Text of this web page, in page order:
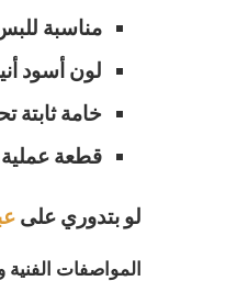
مناسبة
لون أسود
خامة ثابتة
قطعة عملية
لو بتدوري على
المواصفات الفنية